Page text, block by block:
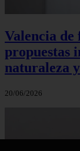
Valencia de
propuestas
naturaleza
20/06/2026